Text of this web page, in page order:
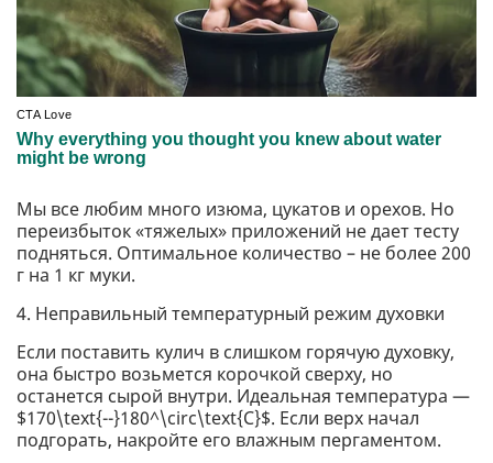
Мы все любим много изюма, цукатов и орехов. Но
переизбыток «тяжелых» приложений не дает тесту
подняться. Оптимальное количество – не более 200
г на 1 кг муки.
4. Неправильный температурный режим духовки
Если поставить кулич в слишком горячую духовку,
она быстро возьмется корочкой сверху, но
останется сырой внутри. Идеальная температура —
$170\text{--}180^\circ\text{C}$. Если верх начал
подгорать, накройте его влажным пергаментом.